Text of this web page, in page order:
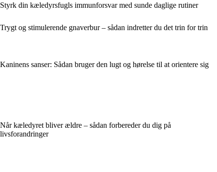
Styrk din kæledyrsfugls immunforsvar med sunde daglige rutiner
Trygt og stimulerende gnaverbur – sådan indretter du det trin for trin
Kaninens sanser: Sådan bruger den lugt og hørelse til at orientere sig
Når kæledyret bliver ældre – sådan forbereder du dig på
livsforandringer